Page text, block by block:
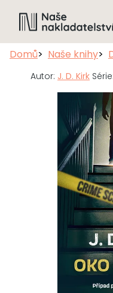
Domů Naše knihy
Autor: J. D. Kirk Série: